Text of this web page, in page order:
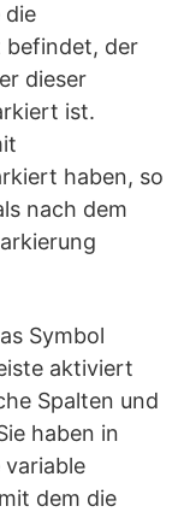
die
befindet, der
dieser
ist.
haben, so
nach dem
Symbol
aktiviert
Spalten und
haben in
variable
dem die